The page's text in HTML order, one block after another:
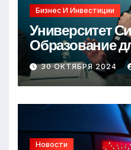
Бизнес И Инвестиции
Университет
Образование
30 ОКТЯБРЯ 2024
Новости